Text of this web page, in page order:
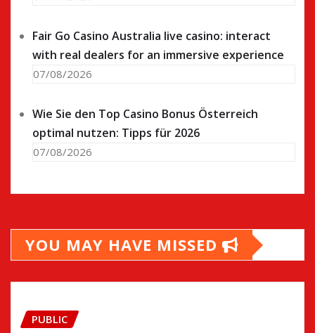
Fair Go Casino Australia live casino: interact
with real dealers for an immersive experience
07/08/2026
Wie Sie den Top Casino Bonus Österreich
optimal nutzen: Tipps für 2026
07/08/2026
YOU MAY HAVE MISSED
PUBLIC